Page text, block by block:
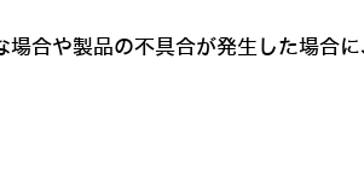
合や製品の不具合が発生した場合